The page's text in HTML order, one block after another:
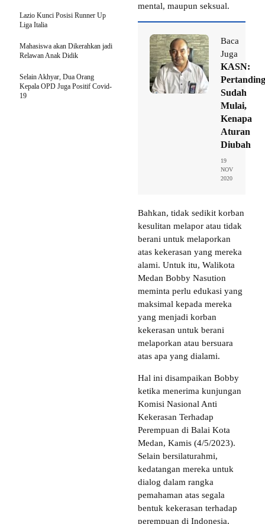
mental, maupun seksual.
Baca
Juga
KASN:
Sudah
Mulai,
Kenapa
Aturan
Diubah
19
NOV
2020
Bahkan, tidak sedikit korban
kesulitan melapor atau tidak
berani untuk melaporkan
atas kekerasan yang mereka
alami. Untuk itu, Walikota
Medan Bobby Nasution
meminta perlu edukasi yang
maksimal kepada mereka
yang menjadi korban
kekerasan untuk berani
melaporkan atau bersuara
atas apa yang dialami.
Hal ini disampaikan Bobby
ketika menerima kunjungan
Komisi Nasional Anti
Kekerasan Terhadap
Perempuan di Balai Kota
Medan, Kamis (4/5/2023).
Selain bersilaturahmi,
kedatangan mereka untuk
dialog dalam rangka
pemahaman atas segala
bentuk kekerasan terhadap
perempuan di Indonesia,
Lazio Kunci Posisi Runner Up
Liga Italia
Mahasiswa akan Dikerahkan jadi
Relawan Anak Didik
Selain Akhyar, Dua Orang
Kepala OPD Juga Positif Covid-
19